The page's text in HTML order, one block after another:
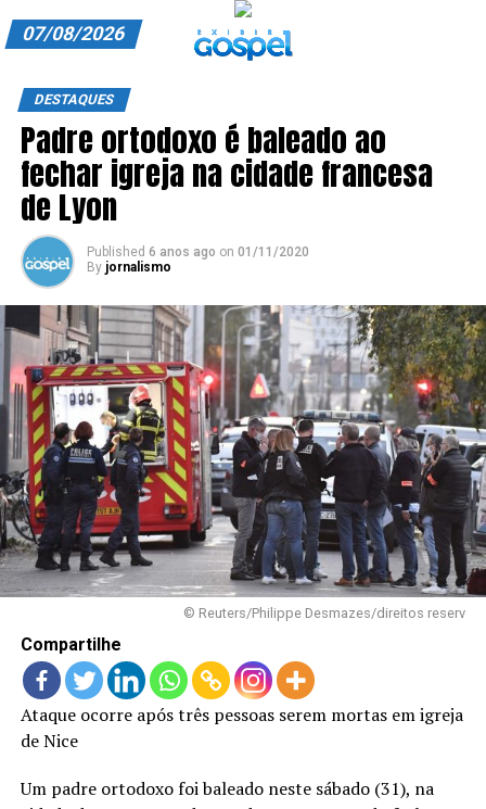
ANUNCIE CONOSCO
ASSINE
CARRINHO
EDITORIAL
ENTREVISTAS
EXPEDIENTE
FINALIZAR COMPRA
HOME
LANÇAMENTOS
07/08/2026
DESTAQUES
Padre ortodoxo é baleado ao
fechar igreja na cidade francesa
de Lyon
Published 6 anos ago on 01/11/2020
By jornalismo
© Reuters/Philippe Desmazes/direitos reserv
Compartilhe
Ataque ocorre após três pessoas serem mortas em igreja
de Nice
Um padre ortodoxo foi baleado neste sábado (31), na